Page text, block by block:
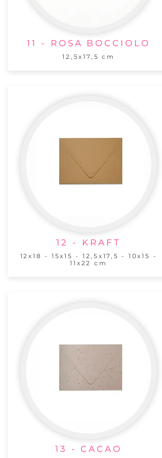
11 - ROSA BOCCIOLO
12,5x17,5 cm
12 - KRAFT
12x18 - 15x15 - 12,5x17,5 - 10x15 -
11x22 cm
13 - CACAO